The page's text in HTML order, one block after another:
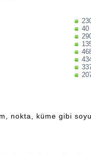
40
nokta, küme gibi